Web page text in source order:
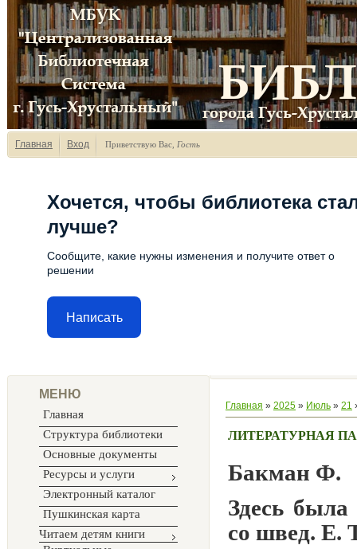
Главная Вход Приветствую Вас Гость
Хочется, чтобы библиотека
лучше?
Сообщите, какие нужны изменения и получите ответ о
решении
Написать
МЕНЮ
Главная
Структура библиотеки
Основные документы
Ресурсы и услуги
Электронный каталог
Пушкинская карта
Читаем детям книги
Главная » 2025 » Июль » 21
ЛИТЕРАТУРНАЯ
Бакман Ф.
Здесь
со швед. Е.